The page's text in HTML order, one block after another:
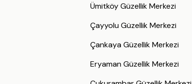
Ümitköy Güzellik Merkezi
Çayyolu Güzellik Merkezi
Çankaya Güzellik Merkezi
Eryaman Güzellik Merkezi